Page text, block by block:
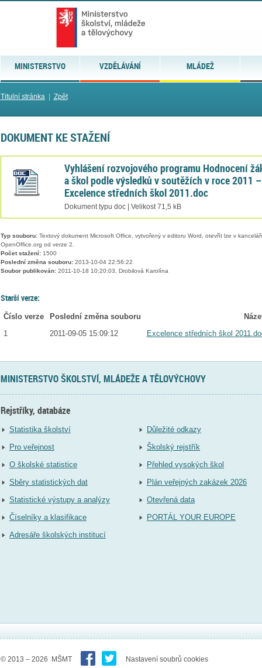
MINISTERSTVO VZDĚLÁVÁNÍ MLÁDEŽ
Titulní stránka| Zpět
DOKUMENT KE STAŽENÍ
Vyhlášení rozvojového programu Hodnocení
a škol podle výsledků v soutěžích v roce 2011 –
Excelence středních škol 2011.doc
Dokument typu doc | Velikost 71,5 kB
Typ souboru:Textový dokument Microsoft Office, vytvořený v editoru Word, otevřít lze v
OpenOffice.org od verze 2.
Počet stažení:1500
Poslední změna souboru:2013-10-04 22:56:22
Soubor publikován:2011-10-18 10:20:03, Drobilová Karolína
Starší verze:
Číslo verze Poslední změna souboru
1
2011-09-05 15:09:12 Excelence středních škol
MINISTERSTVO ŠKOLSTVÍ, MLÁDEŽE A TĚLOVÝCHOVY
Rejstříky, databáze
Statistika školství
Pro veřejnost
O školské statistice
Sběry statistických dat
Statistické výstupy a analýzy
Číselníky a klasifikace
Adresáře školských institucí
Důležité odkazy
Školský rejstřík
Přehled vysokých škol
Plán veřejných zakázek 2026
Otevřená data
PORTÁL YOUR EUROPE
© 2013 – 2026 MŠMT Nastavení soubrů cookies